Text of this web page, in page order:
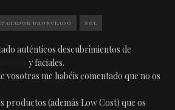
BRONCEADO SOL
auténticos descubrimientos de
y faciales.
vosotras me habéis comentado que no os
(además Low Cost) que os